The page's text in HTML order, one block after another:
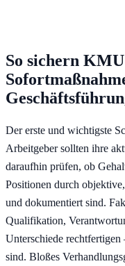
So sichern
Der erste und wichtigste
Arbeitgeber sollten ihre
daraufhin prüfen, ob
Positionen durch
und dokumentiert sind.
Qualifikation,
Unterschiede
sind. Bloßes